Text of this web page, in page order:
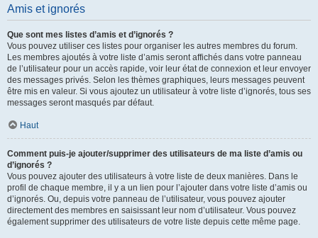
Amis et ignorés
Que sont mes listes d’amis et d’ignorés ?
Vous pouvez utiliser ces listes pour organiser les autres membres du forum.
Les membres ajoutés à votre liste d’amis seront affichés dans votre panneau
de l’utilisateur pour un accès rapide, voir leur état de connexion et leur envoyer
des messages privés. Selon les thèmes graphiques, leurs messages peuvent
être mis en valeur. Si vous ajoutez un utilisateur à votre liste d’ignorés, tous ses
messages seront masqués par défaut.
Haut
Comment puis-je ajouter/supprimer des utilisateurs de ma liste d’amis ou
d’ignorés ?
Vous pouvez ajouter des utilisateurs à votre liste de deux manières. Dans le
profil de chaque membre, il y a un lien pour l’ajouter dans votre liste d’amis ou
d’ignorés. Ou, depuis votre panneau de l’utilisateur, vous pouvez ajouter
directement des membres en saisissant leur nom d’utilisateur. Vous pouvez
également supprimer des utilisateurs de votre liste depuis cette même page.